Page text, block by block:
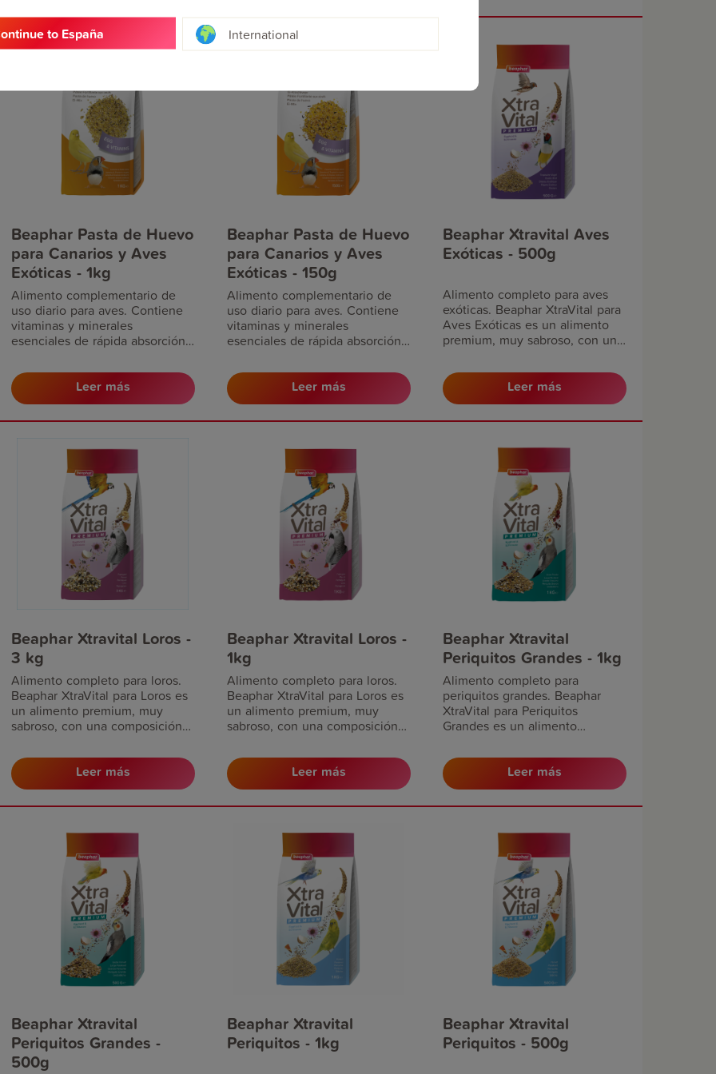
to España International
semillas. El producto contiene
bayas trituradas y semillas así
Además, contiene vitaminas y
minerales esenciales de rápida
absorción y está indicado para
todo tipo de aves. Además,
tiene un delicioso sabor que
facilita su aceptación por parte
del ave, y es ideal durante
épocas de cría y muda.
fomenta el crecimiento y el
desarrollo, mejorando la calidad
sabor que facilita su aceptación
por parte del ave, y es ideal
durante épocas de cría y muda.
Es adecuado para todas las aves
granívoras (canarios, aves
exóticas y autóctonas).
contenido alto en proteína,
desarrollo, mejorando la calidad
del plumaje y su vitalidad.
Además, tiene un delicioso
sabor que facilita su aceptación
por parte del ave, y es ideal
durante épocas de cría y muda.
Es adecuado para todas las aves
granívoras (canarios, aves
exóticas y autóctonas).
Beaphar Pasta de Huevo
para Canarios y Aves
Exóticas - 1kg
Alimento complementario de
uso diario para aves. Contiene
vitaminas y minerales
esenciales de rápida absorción
formulado para canarios y
pinzones. Gracias a su
contenido alto en proteína,
fomenta el crecimiento y el
del plumaje y su vitalidad.
Además, tiene un delicioso
sabor que facilita su aceptación
por parte del ave, y es ideal
durante épocas de cría y muda.
Leer más
Beaphar Pasta de Huevo
para Canarios y Aves
Exóticas - 150g
Alimento complementario de
uso diario para aves. Contiene
vitaminas y minerales
esenciales de rápida absorción
formulado para canarios y
pinzones. Gracias a su
contenido alto en proteína,
fomenta el crecimiento y el
del plumaje y su vitalidad.
Además, tiene un delicioso
sabor que facilita su aceptación
por parte del ave, y es ideal
durante épocas de cría y muda.
Leer más
Beaphar Xtravital Aves
Exóticas - 500g
Alimento completo para aves
exóticas. Beaphar XtraVital para
Aves Exóticas es un alimento
premium, muy sabroso, con una
de alta calidad, frutas, pasta de
huevo (20%), vitaminas y
minerales. En colaboración con
XtraVital ha sido especialmente
formulado para satisfacer las
necesidades específicas de los
pájaros tropicales como el
pinzón cebra o el diamante
Gould proporcionándoles las
necesidades nutricionales
diarias y contribuyendo a sus
defensas naturales y a una
salud óptima.
Leer más
Beaphar Xtravital Loros -
3 kg
Alimento completo para loros.
Beaphar XtraVital para Loros es
un alimento premium, muy
sabroso, con una composición
calidad, frutas, pasta de huevo
(20%), vitaminas y minerales. En
colaboración con nutricionistas,
veterinarios y expertos en aves,
especialmente formulado para
específicas de los loros
proporcionándoles las
necesidades nutricionales
diarias y contribuyendo a sus
defensas naturales y a una
salud óptima.
Leer más
Beaphar Xtravital Loros -
1kg
Alimento completo para loros.
Beaphar XtraVital para Loros es
un alimento premium, muy
sabroso, con una composición
calidad, frutas, pasta de huevo
(20%), vitaminas y minerales. En
colaboración con nutricionistas,
veterinarios y expertos en aves,
especialmente formulado para
satisfacer las necesidades
específicas de los loros
proporcionándoles las
necesidades nutricionales
diarias y contribuyendo a sus
defensas naturales y a una
salud óptima.
Leer más
Beaphar Xtravital
Periquitos Grandes - 1kg
Alimento completo para
periquitos grandes. Beaphar
XtraVital para Periquitos
Grandes es un alimento
composición variada de semillas
de alta calidad, frutas, pasta de
huevo (20%), vitaminas y
minerales. En colaboración con
expertos en aves, Beaphar
formulado para satisfacer las
necesidades específicas de los
periquitos, agapornis y cacatúas
proporcionándoles las
necesidades nutricionales
diarias y contribuyendo a sus
defensas naturales y a una
salud óptima.
Leer más
Beaphar Xtravital
Periquitos Grandes -
500g
Beaphar Xtravital
Periquitos - 1kg
Beaphar Xtravital
Periquitos - 500g